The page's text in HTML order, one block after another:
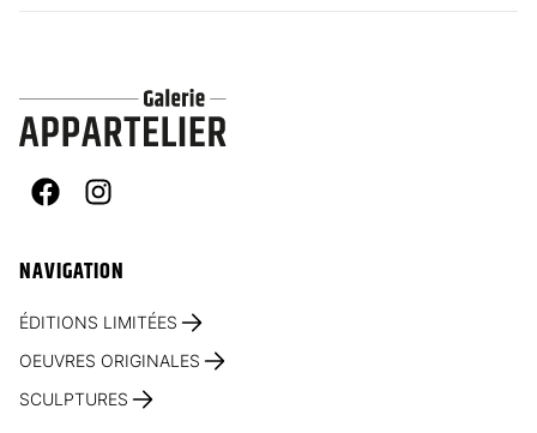
FacebookInstagram
NAVIGATION
ÉDITIONS LIMITÉES
OEUVRES ORIGINALES
SCULPTURES